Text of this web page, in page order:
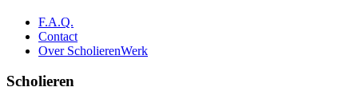
F.A.Q.
Contact
Over ScholierenWerk
Scholieren